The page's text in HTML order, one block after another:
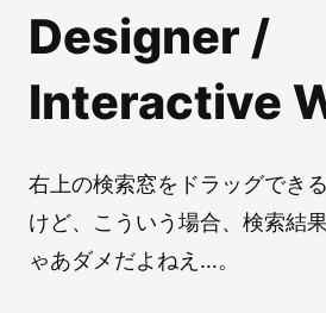
Designer /
Interactive
右上の検索窓をドラッグでき
けど、こういう場合、検索結
ゃあダメだよねえ…。